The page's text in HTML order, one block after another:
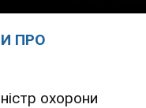
ПРО
охорони